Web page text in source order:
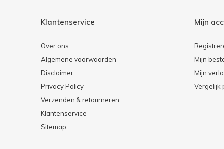
Klantenservice
Over ons
Algemene voorwaarden
Disclaimer
Privacy Policy
Verzenden & retourneren
Klantenservice
Sitemap
Mijn
Mijn
Mijn
Vergelijk